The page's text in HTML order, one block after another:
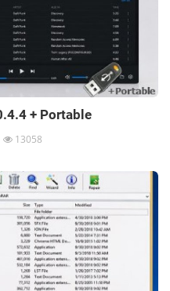
+ Portable
13058